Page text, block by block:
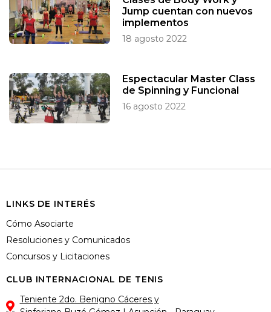
Jump cuentan con nuevos
implementos
18 agosto 2022
Espectacular Master Class
de Spinning y Funcional
16 agosto 2022
LINKS DE INTERÉS
Cómo Asociarte
Resoluciones y Comunicados
Concursos y Licitaciones
CLUB INTERNACIONAL DE TENIS
Teniente 2do. Benigno Cáceres y